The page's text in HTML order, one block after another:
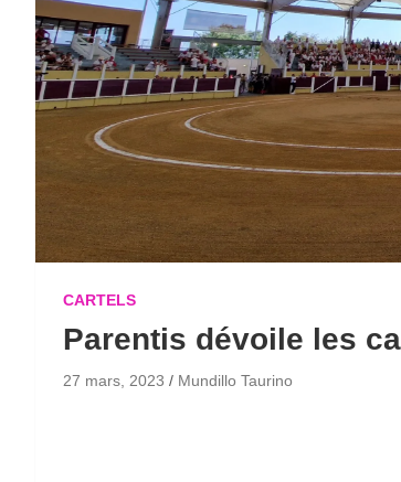
CARTELS
Parentis dévoile les
27 mars, 2023 Mundillo Taurino